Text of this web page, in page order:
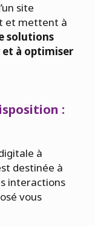
site
et mettent à
solutions
à optimiser
:
à
destinée à
interactions
vous